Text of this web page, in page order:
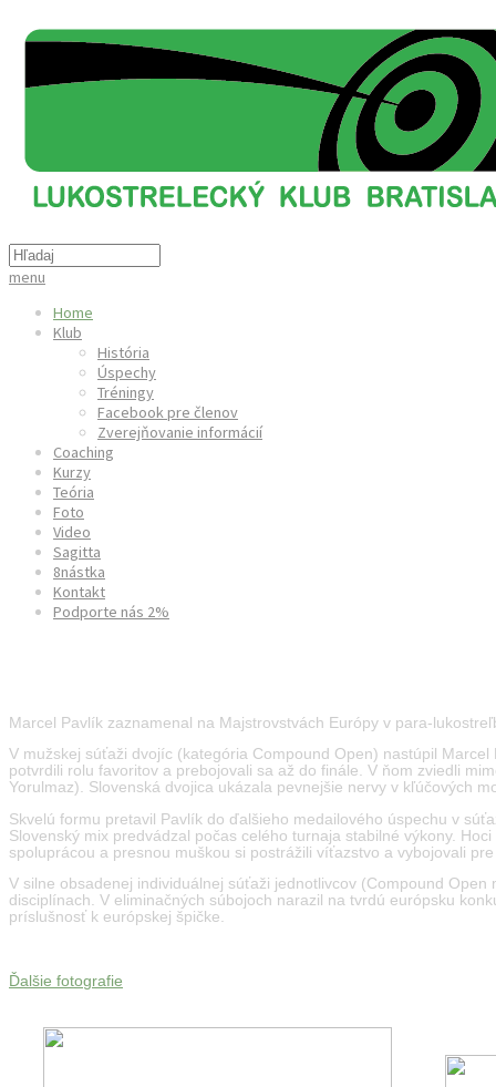
menu
Home
Klub
História
Úspechy
Tréningy
Facebook pre členov
Zverejňovanie informácií
Coaching
Kurzy
Teória
Foto
Video
Sagitta
8nástka
Kontakt
Podporte nás 2%
Marcel Pavlík zaznamenal na Majstrovstvách Európy v para-
V mužskej súťaži dvojíc (kategória Compound Open) nastúpil
potvrdili rolu favoritov a prebojovali sa až do finále. V ňom zviedli
Yorulmaz). Slovenská dvojica ukázala pevnejšie nervy v kľúčových
Skvelú formu pretavil Pavlík do ďalšieho medailového úspechu v
Slovenský mix predvádzal počas celého turnaja stabilné výkony.
spoluprácou a presnou muškou si postrážili víťazstvo a vybojovali
V silne obsadenej individuálnej súťaži jednotlivcov (Compound
disciplínach. V eliminačných súbojoch narazil na tvrdú európsku
príslušnosť k európskej špičke.
Ďalšie fotografie